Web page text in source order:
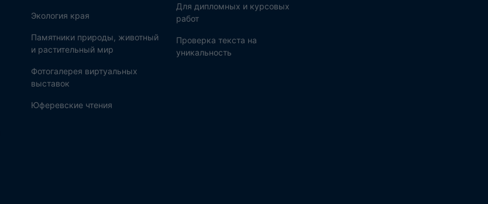
Экология края
Памятники природы, животный
и растительный мир
Фотогалерея виртуальных
выставок
Юферевские чтения
Для дипломных и курсовых
работ
Проверка текста на
уникальность